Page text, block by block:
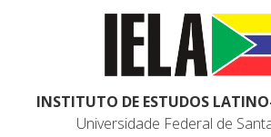
INSTITUTO DE ESTUDOS
Universidade Federal de